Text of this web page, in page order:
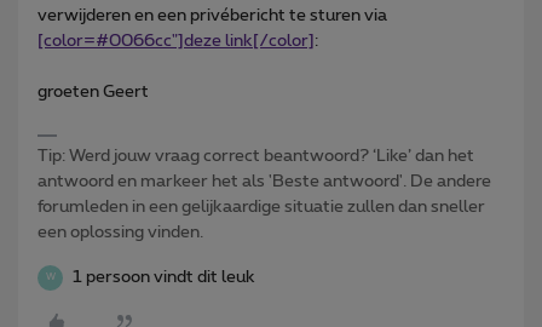
verwijderen en een privébericht te sturen via
[color=#0066cc"]deze link[/color] :
groeten Geert
Tip: Werd jouw vraag correct beantwoord? ‘Like’ dan het
antwoord en markeer het als 'Beste antwoord'. De andere
forumleden in een gelijkaardige situatie zullen dan sneller
een oplossing vinden.
W 1 persoon vindt dit leuk